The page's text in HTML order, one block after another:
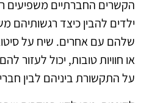
הקשרים החברתיים משפיעים
ילדים להבין כיצד רגשותיהם
שלהם עם אחרים. שיח על
או חוויות טובות, יכול
על התקשורת ביניהם לבין